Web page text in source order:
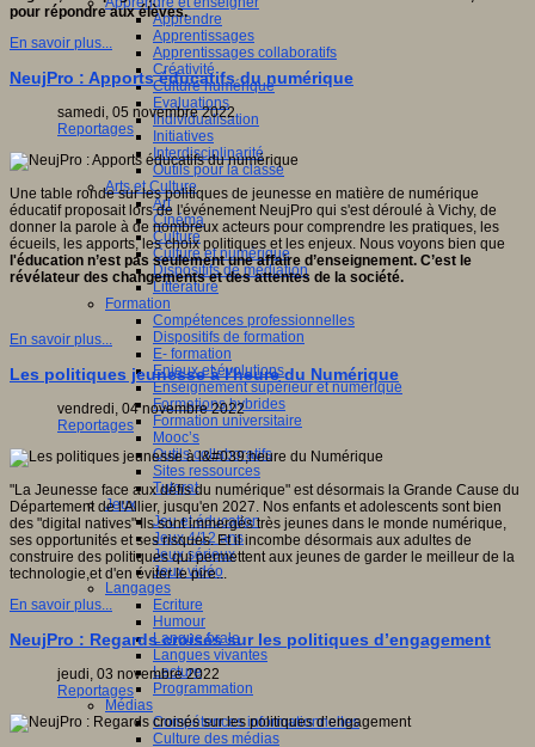
Apprendre
Apprentissages
Apprentissages collaboratifs
Créativité
Culture numérique
Evaluations
Individualisation
Initiatives
Interdisciplinarité
Outils pour la classe
Arts et Culture
Art
Cinéma
Culture
Culture et numérique
Dispositifs de médiation
Littérature
Formation
Compétences professionnelles
Dispositifs de formation
E- formation
Enjeux et évolutions
Enseignement supérieur et numérique
Formations hybrides
Formation universitaire
Mooc’s
Outils collaboratifs
Sites ressources
Tutorat
Jeux
Jeu et éducation
Jeux 4/12 ans
Jeux sérieux
Jeux vidéo
Langages
Ecriture
Humour
Langue orale
Langues vivantes
Lecture
Programmation
Médias
Compétences informationnelles
Culture des médias
pour répondre aux élèves.
En savoir plus...
NeujPro : Apports éducatifs du numérique
samedi, 05 novembre 2022
Reportages
Une table ronde sur les politiques de jeunesse en matière de numérique
éducatif proposait lors de l'événement NeujPro qui s'est déroulé à Vichy, de
donner la parole à de nombreux acteurs pour comprendre les pratiques, les
écueils, les apports, les choix politiques et les enjeux. Nous voyons bien que
l'éducation n’est pas seulement une affaire d’enseignement. C’est le
révélateur des changements et des attentes de la société.
En savoir plus...
Les politiques jeunesse à l'heure du Numérique
vendredi, 04 novembre 2022
Reportages
"La Jeunesse face aux défis du numérique" est désormais la Grande Cause du
Département de l'Allier, jusqu'en 2027. Nos enfants et adolescents sont bien
des "digital natives" Ils sont immergés très jeunes dans le monde numérique,
ses opportunités et ses risques. Et il incombe désormais aux adultes de
construire des politiques qui permettent aux jeunes de garder le meilleur de la
technologie,et d'en éviter le pire...
En savoir plus...
NeujPro : Regards croisés sur les politiques d’engagement
jeudi, 03 novembre 2022
Reportages